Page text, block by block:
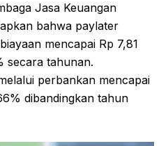
Jasa Keuangan
bahwa paylater
mencapai Rp 7,81
secara tahunan.
perbankan mencapai
dibandingkan tahun